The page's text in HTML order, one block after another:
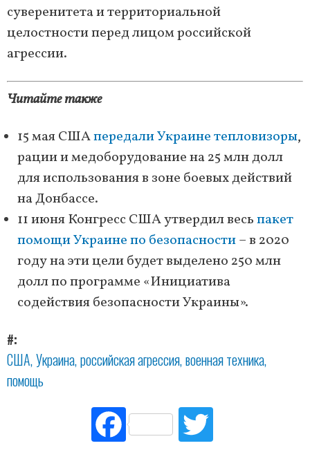
суверенитета и территориальной
целостности перед лицом российской
агрессии.
Читайте также
15 мая СШАпередали Украине тепловизоры,
рации и медоборудование на 25 млн долл
для использования в зоне боевых действий
на Донбассе.
11 июня Конгресс США утвердил весьпакет
помощи Украине по безопасности– в 2020
году на эти цели будет выделено 250 млн
долл по программе «Инициатива
содействия безопасности Украины».
#
США Украина российская агрессия военная техника
помощь
Fac
ebo